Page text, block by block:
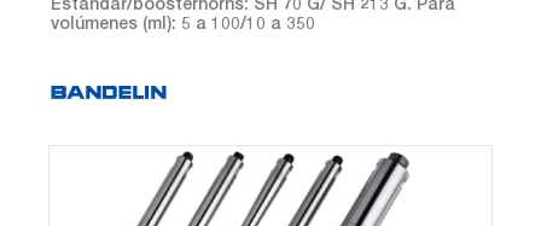
volúmenes (ml): 5 a 100/10 a 350